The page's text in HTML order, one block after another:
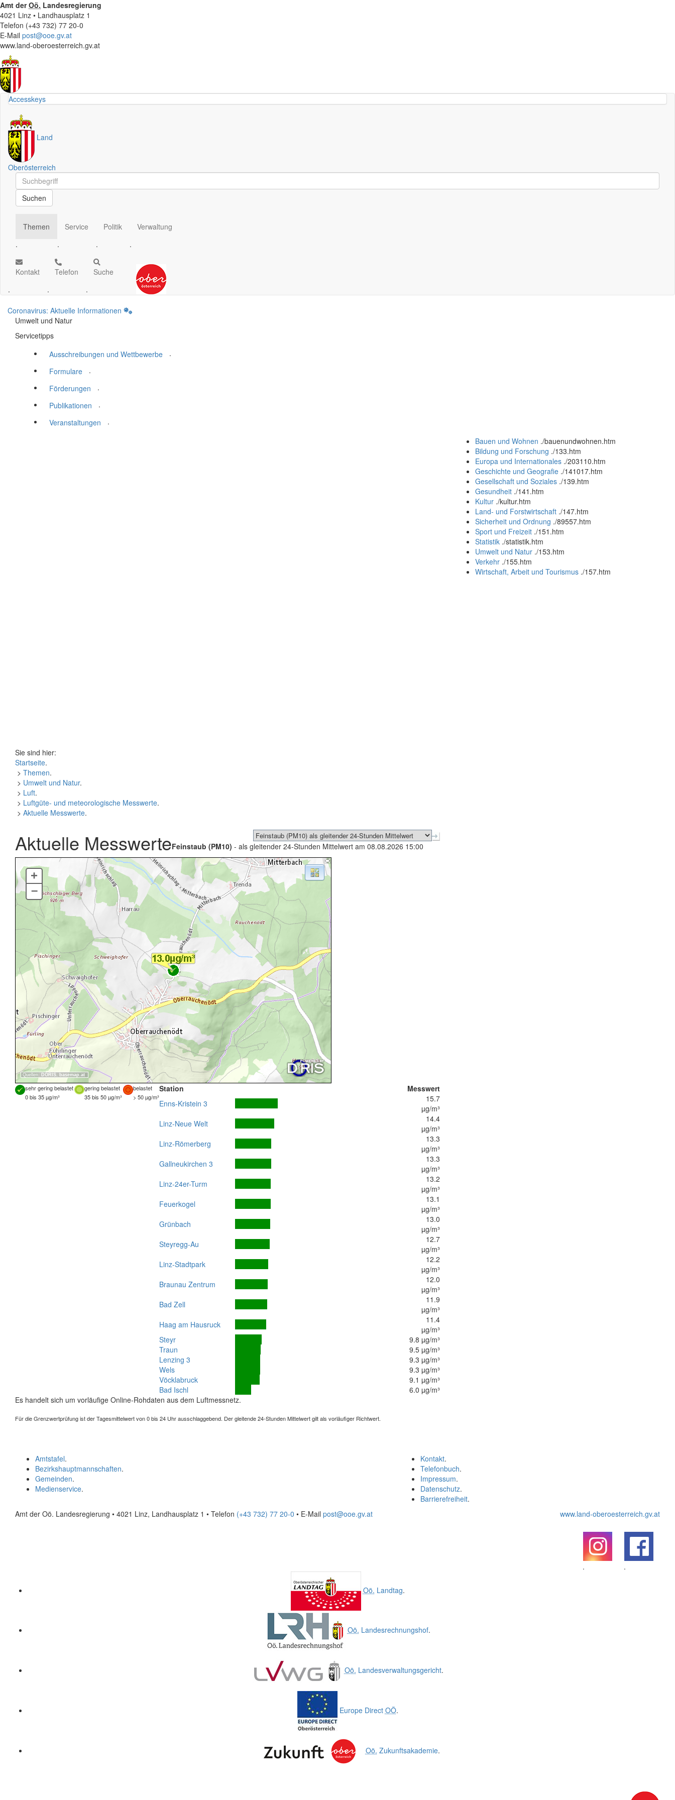
Amt derOö. Landesregierung
4021 Linz • Landhausplatz 1
Telefon (+43 732) 77 20-0
E-Mail post@ooe.gv.at
www.land-oberoesterreich.gv.at
Accesskeys
Land
Oberösterreich
Schnellsuche
Schnellsuche
Suchen
Themen
.
Service
.
Politik
.
Verwaltung
.
Kontakt
.
Telefon
.
Suche
.
Coronavirus: Aktuelle Informationen
Umwelt und Natur
Servicetipps
Ausschreibungen und Wettbewerbe
.
Formulare
.
Förderungen
.
Publikationen
.
Veranstaltungen
.
Bauen und Wohnen ./bauenundwohnen.htm
Bildung und Forschung ./133.htm
Europa und Internationales ./203110.htm
Geschichte und Geografie ./141017.htm
Gesellschaft und Soziales ./139.htm
Gesundheit ./141.htm
Kultur ./kultur.htm
Land- und Forstwirtschaft ./147.htm
Sicherheit und Ordnung ./89557.htm
Sport und Freizeit ./151.htm
Statistik ./statistik.htm
Umwelt und Natur ./153.htm
Verkehr ./155.htm
Wirtschaft, Arbeit und Tourismus ./157.htm
Sie sind hier:
Startseite.
> Themen.
> Umwelt und Natur.
> Luft.
> Luftgüte- und meteorologische Messwerte.
> Aktuelle Messwerte.
Aktuelle MesswerteFeinstaub (PM10) - als gleitender 24-Stunden Mittelwert am 08.08.2026 15:00
Quellen: DORIS, basemap.at
+
–
sehr gering belastet gering belastet
belastet
0 bis 35 µg/m³
35 bis 50 µg/m³ > 50 µg/m³
Station
Messwert
Enns-Kristein 3
15.7
µg/m³
Linz-Neue Welt
14.4
µg/m³
Linz-Römerberg
13.3
µg/m³
Gallneukirchen 3
13.3
µg/m³
Linz-24er-Turm
13.2
µg/m³
Feuerkogel
13.1
µg/m³
Grünbach
13.0
µg/m³
Steyregg-Au
12.7
µg/m³
Linz-Stadtpark
12.2
µg/m³
Braunau Zentrum
12.0
µg/m³
Bad Zell
11.9
µg/m³
Haag am Hausruck
11.4
µg/m³
Steyr
9.8 µg/m³
Traun
9.5 µg/m³
Lenzing 3
9.3 µg/m³
Wels
9.3 µg/m³
Vöcklabruck
9.1 µg/m³
Bad Ischl
6.0 µg/m³
Es handelt sich um vorläufige Online-Rohdaten aus dem Luftmessnetz.
Für die Grenzwertprüfung ist der Tagesmittelwert von 0 bis 24 Uhr ausschlaggebend. Der gleitende 24-Stunden Mittelwert gilt als vorläufiger Richtwert.
Kontakt.
Telefonbuch.
Impressum.
Datenschutz.
Barrierefreiheit.
Amtstafel.
Bezirkshauptmannschaften.
Gemeinden.
Medienservice.
Amt der Oö. Landesregierung • 4021 Linz, Landhausplatz 1 • Telefon (+43 732) 77 20-0 • E-Mail post@ooe.gv.at www.land-oberoesterreich.gv.at
.
.
Oö. Landtag.
Oö. Landesrechnungshof.
Oö. Landesverwaltungsgericht.
Europe Direct OÖ.
Oö. Zukunftsakademie.